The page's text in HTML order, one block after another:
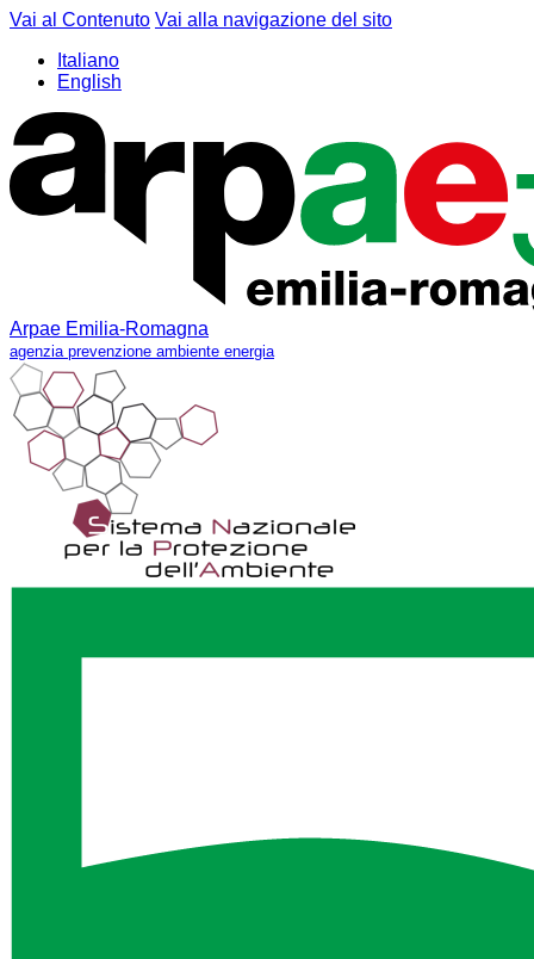
Vai al Contenuto Vai alla navigazione del sito
Italiano
English
Arpae Emilia-Romagna
agenzia prevenzione ambiente energia